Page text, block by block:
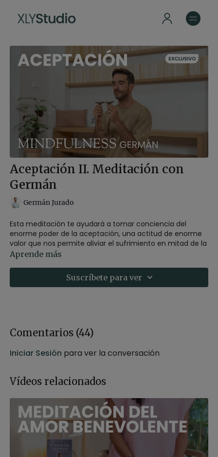
Aceptación II. Meditación con
Germán
Germán Jurado
Esta meditación te ayudará a tomar conciencia del
enorme poder de la aceptación, una actitud de enorme
valor que nos permite aliviar el sufrimiento en mitad de la
adversidad.
sentado sobre un zafú o un bloque, en una silla o
tumbado con las rodillas flexionadas en caso de tener
Aprende más
Suscríbete para ver
Comentarios (44)
Iniciar Sesión para ver la conversación
Vídeos relacionados